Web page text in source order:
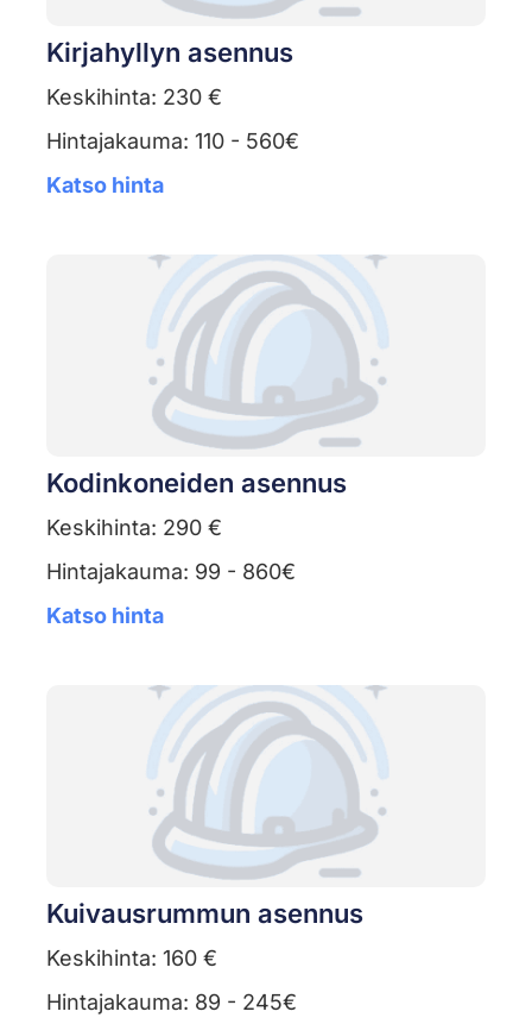
Kirjahyllyn asennus
Keskihinta: 230 €
Hintajakauma: 110 - 560€
Katso hinta
Kodinkoneiden asennus
Keskihinta: 290 €
Hintajakauma: 99 - 860€
Katso hinta
Kuivausrummun asennus
Keskihinta: 160 €
Hintajakauma: 89 - 245€